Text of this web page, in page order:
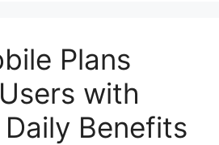
Plans
with
Benefits